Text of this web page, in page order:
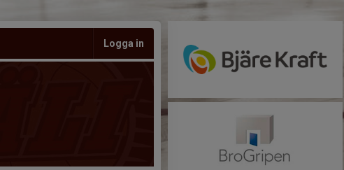
Logga in